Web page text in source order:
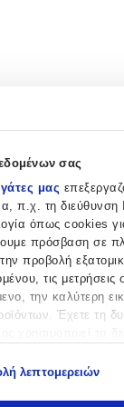
σας
μας
π.χ. τη διεύθυνση
όπως cookies
πρόσβαση σε
προβολή
τις μετρήσεις
την καλύτερη
Έχετε τη
λεπτομερειών